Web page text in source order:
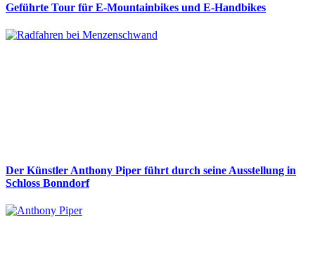
Geführte Tour für E-Mountainbikes und E-Handbikes
Der Künstler Anthony Piper führt durch seine Ausstellung in
Schloss Bonndorf